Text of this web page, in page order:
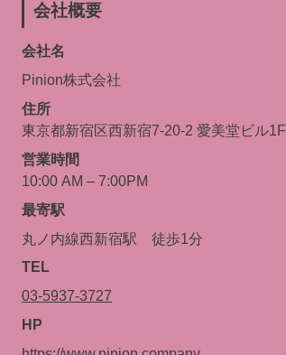
会社概要
会社名
Pinion株式会社
住所
東京都新宿区西新宿7-20-2 愛美堂ビル1F
営業時間
10:00 AM – 7:00PM
最寄駅
丸ノ内線西新宿駅 徒歩1分
TEL
03-5937-3727
HP